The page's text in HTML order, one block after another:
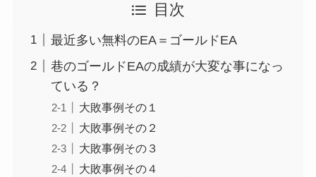
目次
最近多い無料のEA＝ゴールドEA
巷のゴールドEAの成績が大変な事になっ
ている？
大敗事例その１
大敗事例その２
大敗事例その３
大敗事例その４